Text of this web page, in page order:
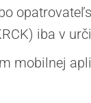
iba v
mobilnej